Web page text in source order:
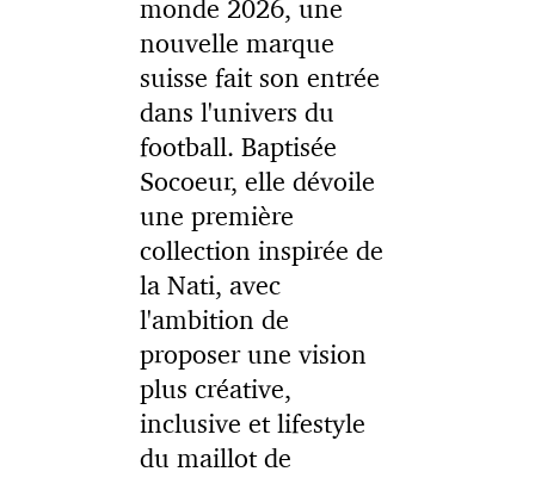
monde 2026, une
nouvelle marque
suisse fait son entrée
dans l'univers du
football. Baptisée
Socoeur, elle dévoile
une première
collection inspirée de
la Nati, avec
l'ambition de
proposer une vision
plus créative,
inclusive et lifestyle
du maillot de